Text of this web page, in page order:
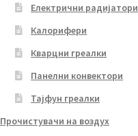
Електрични радијатори
Калорифери
Кварцни греалки
Панелни конвектори
Тајфун греалки
Прочистувачи на воздух